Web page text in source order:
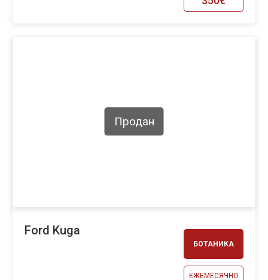
БОТАНИКА
ЕЖЕМЕСЯЧНО
Продан
Ford Kuga